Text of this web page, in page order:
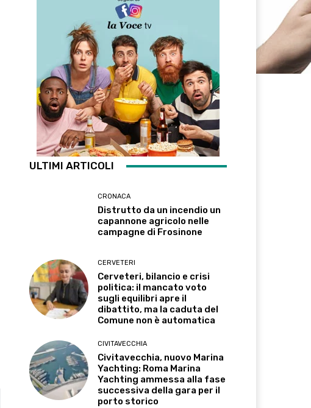
ULTIMI ARTICOLI
CRONACA
Distrutto da un incendio un
capannone agricolo nelle
campagne di Frosinone
CERVETERI
Cerveteri, bilancio e crisi
politica: il mancato voto
sugli equilibri apre il
dibattito, ma la caduta del
Comune non è automatica
CIVITAVECCHIA
Civitavecchia, nuovo Marina
Yachting: Roma Marina
Yachting ammessa alla fase
successiva della gara per il
porto storico